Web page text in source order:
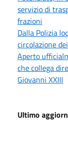
servizio di
frazioni
Dalla Polizia
circolazione
Aperto
che collega
Giovanni XXIII
Ultimo